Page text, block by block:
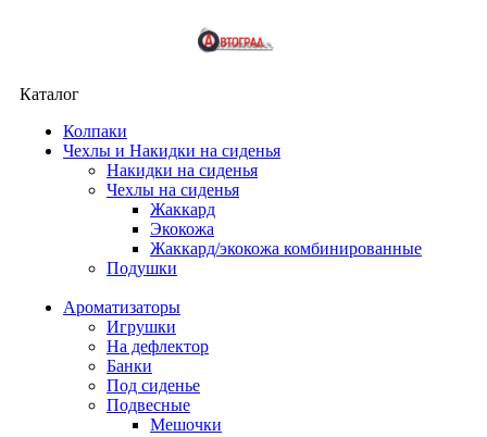
Каталог
Колпаки
Чехлы и Накидки на сиденья
Накидки на сиденья
Чехлы на сиденья
Жаккард
Экокожа
Жаккард/экокожа комбинированные
Подушки
Ароматизаторы
Игрушки
На дефлектор
Банки
Под сиденье
Подвесные
Мешочки